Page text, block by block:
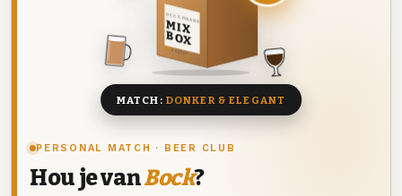
PERSONAL MATCH · BEER CLUB
Hou je vanBock?
DEZE MAAND
MIX
BOX
8 BIEREN
MATCH: DONKER & ELEGANT